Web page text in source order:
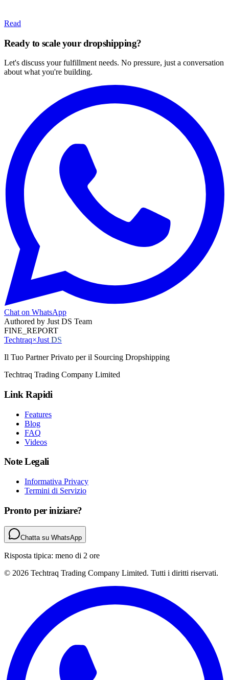
Read
Ready to scale your dropshipping?
Let's discuss your fulfillment needs. No pressure, just a conversation
about what you're building.
Chat on WhatsApp
Authored by Just DS Team
FINE_REPORT
Techtraq×Just DS
Il Tuo Partner Privato per il Sourcing Dropshipping
Techtraq Trading Company Limited
Link Rapidi
Features
Blog
FAQ
Videos
Note Legali
Informativa Privacy
Termini di Servizio
Pronto per iniziare?
Chatta su WhatsApp
Risposta tipica: meno di 2 ore
© 2026 Techtraq Trading Company Limited. Tutti i diritti riservati.